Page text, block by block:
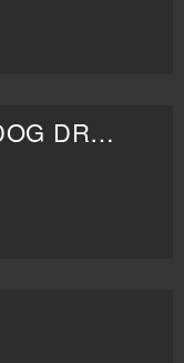
ARREST BULLDOG DRUMMOND